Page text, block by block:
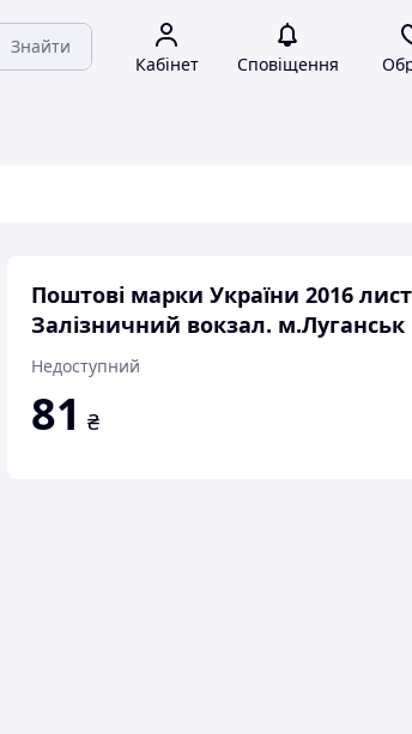
Знайти
Кабінет Сповіщення
Поштові марки України 2016
Залізничний вокзал. м.Луганськ
Недоступний
81 ₴